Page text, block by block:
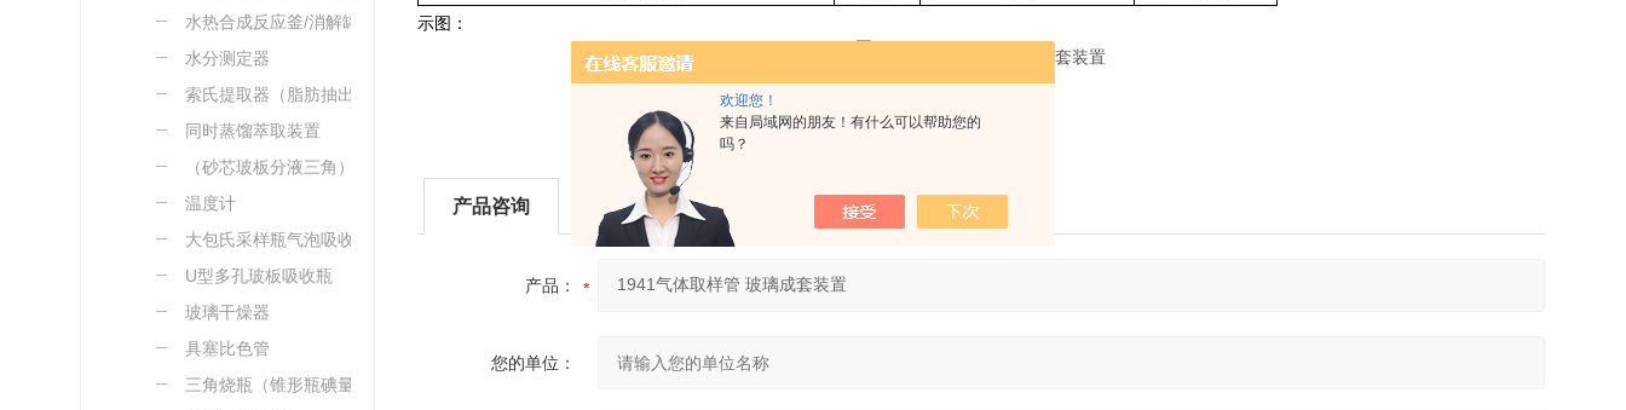
欢迎您！
来自局域网的朋友！有什么可以帮助您的
吗？
水热合成反应釜/消解罐
水分测定器
索氏提取器（脂肪抽出
器）
同时蒸馏萃取装置
（砂芯玻板分液三角）漏
斗
温度计
大包氏采样瓶气泡吸收瓶
U型多孔玻板吸收瓶
玻璃干燥器
具塞比色管
三角烧瓶（锥形瓶碘量
示图：
产品咨询
产品：
您的单位：